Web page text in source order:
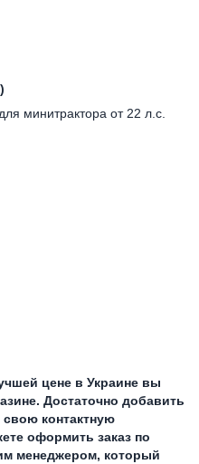
минитрактора от 22 л.с.
цене в Украине вы
Достаточно добавить
свою контактную
оформить заказ по
менеджером, который